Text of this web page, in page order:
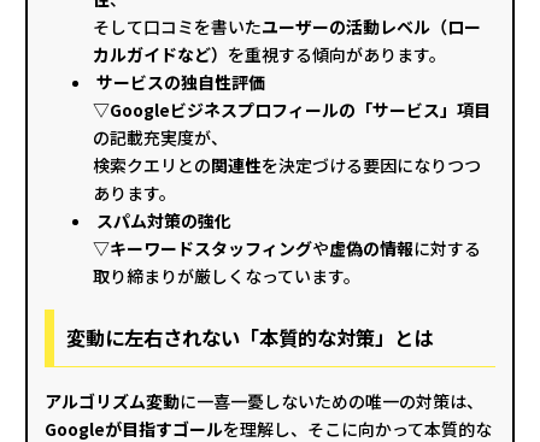
そして口コミを書いたユーザーの活動レベル（ロー
カルガイドなど） を重視する傾向があります。
サービスの独自性評価
▽Googleビジネスプロフィールの「サービス」項目
の記載充実度が、
検索クエリとの関連性を決定づける要因になりつつ
あります。
スパム対策の強化
▽キーワードスタッフィングや虚偽の情報に対する
取り締まりが厳しくなっています。
変動に左右されない「本質的な対策」とは
アルゴリズム変動に一喜一憂しないための唯一の対策は、
Googleが目指すゴールを理解し、そこに向かって本質的な